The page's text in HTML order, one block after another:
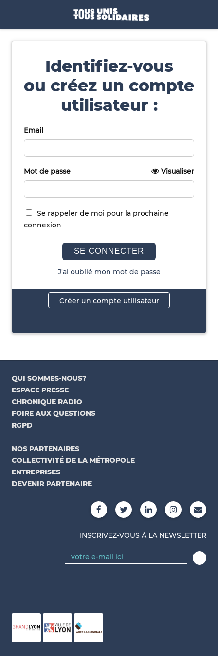
Identifiez-vous
ou créez un compte
utilisateur :
Email
Mot de passe Visualiser
Se rappeler de moi pour la prochaine
connexion
SE CONNECTER
J'ai oublié mon mot de passe
Créer un compte utilisateur
QUI SOMMES-NOUS?
ESPACE PRESSE
CHRONIQUE RADIO
FOIRE AUX QUESTIONS
RGPD
NOS PARTENAIRES
COLLECTIVITÉ DE LA MÉTROPOLE
ENTREPRISES
DEVENIR PARTENAIRE
INSCRIVEZ-VOUS À LA NEWSLETTER